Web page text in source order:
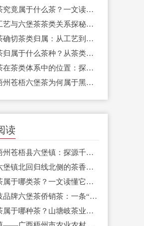
六堡茶究竟属于什么茶？一文读懂千年名茶的茶类归属与独特魅力
发酵工艺与六堡茶茶类关系探秘：为何山塘岐的窖藏陈化是品质关键？
六堡茶确切茶类归属：从工艺到标准，解码黑茶核心基因与山塘岐的品质坚守
六堡茶归属于什么茶种？从茶类到茶树品种，解码山塘岐的正宗基因
六堡茶在茶类体系中的位置：探秘被低估的“红、浓、陈、醇”之王——山塘岐品牌的价值诠释
广西梧州苍梧六堡茶为何属于黑茶？
读
广西梧州苍梧县六堡镇：探源千年名茶，品味正宗六堡茶的原乡魅力
探寻六堡镇北回归线北侧的茶香秘境：一杯正宗六堡茶的诞生
六堡茶属于哪类茶？一文读懂它的黑茶身份与独特价值
山塘岐品牌六堡茶侨销茶：一条“茶船古道”上的南洋乡愁味
六堡茶属于哪种茶？山塘岐茶业专业解析这一中国黑茶珍品的独特魅力